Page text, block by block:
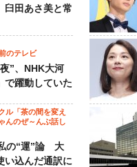
田あさ美と常
のテレビ
”、NHK大河
で躍動していた
ル「茶の間を変え
んのぜ～んぶ話し
の“運”論 大
い込んだ通訳に